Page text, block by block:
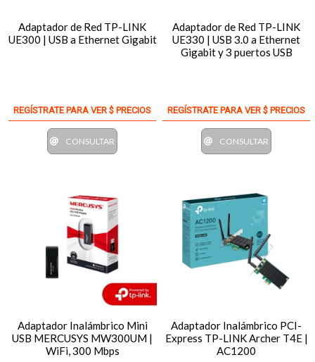
Adaptador de Red TP-LINK
UE300 | USB a Ethernet Gigabit
REGÍSTRATE PARA VER $ PRECIOS
CONSULTAR
Adaptador de Red TP-LINK
UE330 | USB 3.0 a Ethernet
Gigabit y 3 puertos USB
REGÍSTRATE PARA VER $ PRECIOS
CONSULTAR
Adaptador Inalámbrico Mini
USB MERCUSYS MW300UM |
WiFi, 300 Mbps
Adaptador Inalámbrico PCI-
Express TP-LINK Archer T4E |
AC1200